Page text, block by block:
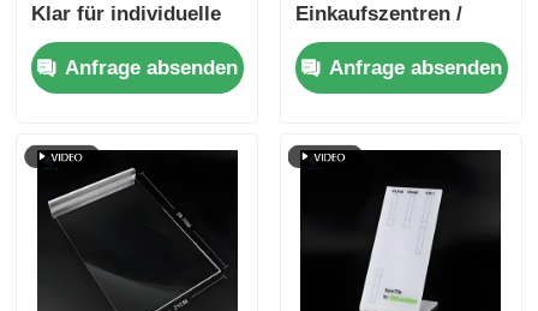
Klar für individuelle
Geschäftsanzeigen
Anfrage absenden
Einkaufszentren /
Supermärkte
Anfrage absenden